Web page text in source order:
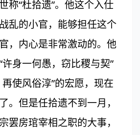
称“杜拾遗”。他这个入仕
乱的小官，能够担任这个
，内心是非常激动的。他
身一何愚，窃比稷与契”
使风俗淳”的宏愿，现在
。但是任拾遗不到一月，
罢房琯宰相之职的大事，